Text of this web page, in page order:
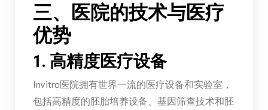
三、医院的技术与医疗
优势
1. 高精度医疗设备
Invitro医院拥有世界一流的医疗设备和实验室，
包括高精度的胚胎培养设备、基因筛查技术和胚